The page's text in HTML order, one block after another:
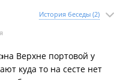
История беседы (2)
Верхне портовой у
куда то на сесте нет